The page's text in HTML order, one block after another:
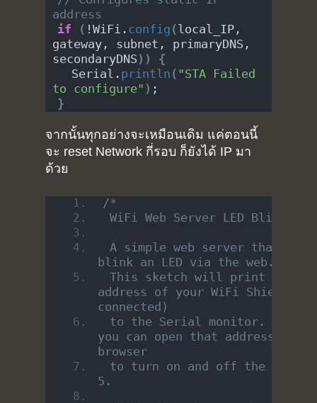
address
if
( !WiFi. config (local_IP,
gateway, subnet, primaryDNS,
secondaryDNS ))
{
  Serial.
println ( "STA Failed
to configure" ) ;
}
จากนั้นทุกอย่างจะเหมือนเดิม แค่ตอนนี้
จะ reset Network กี่รอบ ก็ยังได้ IP มา
ด้วย
/*
WiFi Web Server LED Blink
A simple web server that lets
blink an LED via the web.
This sketch will print the IP
address of your WiFi Shield
connected)
to the Serial monitor. From
you can open that address in a
browser
to turn on and off the LED
5.